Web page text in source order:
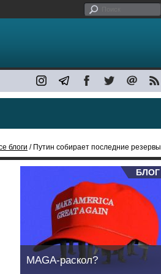
блоги / Путин собирает последние резервы
БЛОГ
MAGA-раскол?